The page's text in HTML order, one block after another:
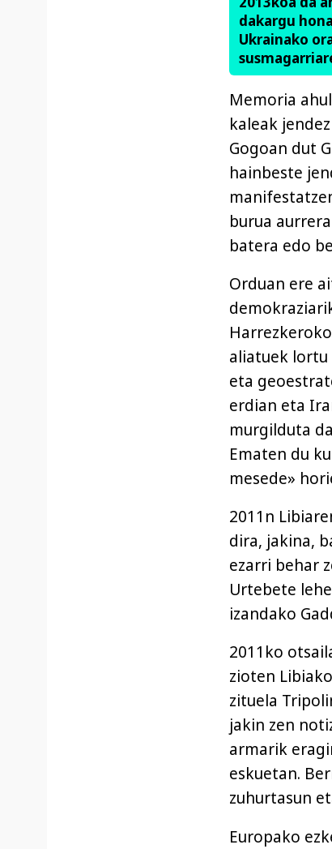
dakargu
Ukrainako
Memoria
kaleak
Gogoan dut
hainbeste
burua
batera edo
Orduan ere
aliatuek
eta
erdian eta
murgilduta
Ematen du
mesede»
2011n
dira, jakina,
ezarri behar
Urtebete
izandako
2011ko
zioten
zituela
jakin zen
armarik
eskuetan.
zuhurtasun
Europako